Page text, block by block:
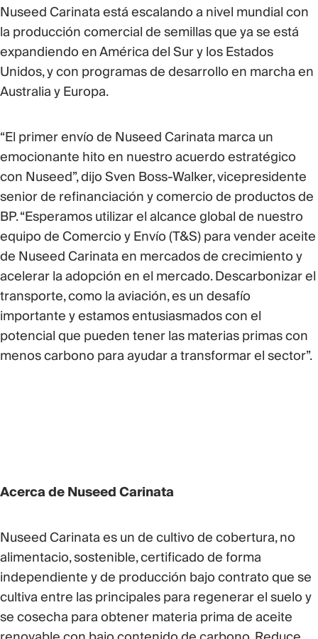
Nuseed Carinata está escalando a nivel mundial con
la producción comercial de semillas que ya se está
expandiendo en América del Sur y los Estados
Unidos, y con programas de desarrollo en marcha en
Australia y Europa.
“El primer envío de Nuseed Carinata marca un
emocionante hito en nuestro acuerdo estratégico
con Nuseed”, dijo Sven Boss-Walker, vicepresidente
senior de refinanciación y comercio de productos de
BP. “Esperamos utilizar el alcance global de nuestro
equipo de Comercio y Envío (T&S) para vender aceite
de Nuseed Carinata en mercados de crecimiento y
acelerar la adopción en el mercado. Descarbonizar el
transporte, como la aviación, es un desafío
importante y estamos entusiasmados con el
potencial que pueden tener las materias primas con
menos carbono para ayudar a transformar el sector”.
Acerca de Nuseed Carinata
Nuseed Carinata es un de cultivo de cobertura, no
alimentacio, sostenible, certificado de forma
independiente y de producción bajo contrato que se
cultiva entre las principales para regenerar el suelo y
se cosecha para obtener materia prima de aceite